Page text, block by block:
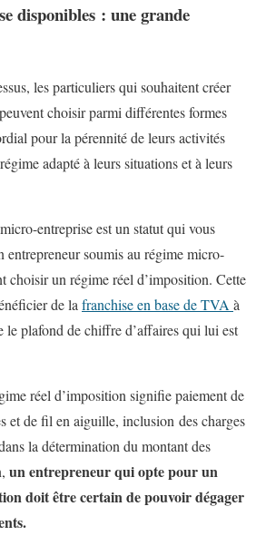
disponibles : une grande
les particuliers qui souhaitent créer
choisir parmi différentes formes
pour la pérennité de leurs activités
adapté à leurs situations et à leurs
entreprise est un statut qui vous
entrepreneur soumis au régime micro-
choisir un régime réel d’imposition. Cette
de lafranchise en base de TVAà
le plafond de chiffre d’affaires qui lui est
réel d’imposition signifie paiement de
et de fil en aiguille, inclusion des charges
la détermination du montant des
un entrepreneur qui opte pour un
doit être certain de pouvoir dégager